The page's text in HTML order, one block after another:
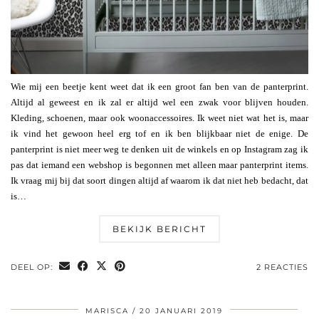
Wie mij een beetje kent weet dat ik een groot fan ben van de panterprint.
Altijd al geweest en ik zal er altijd wel een zwak voor blijven houden.
Kleding, schoenen, maar ook woonaccessoires. Ik weet niet wat het is, maar
ik vind het gewoon heel erg tof en ik ben blijkbaar niet de enige. De
panterprint is niet meer weg te denken uit de winkels en op Instagram zag ik
pas dat iemand een webshop is begonnen met alleen maar panterprint items.
Ik vraag mij bij dat soort dingen altijd af waarom ik dat niet heb bedacht, dat
is…
BEKIJK BERICHT
DEEL OP: 2 REACTIES
MARISCA 20 JANUARI 2019